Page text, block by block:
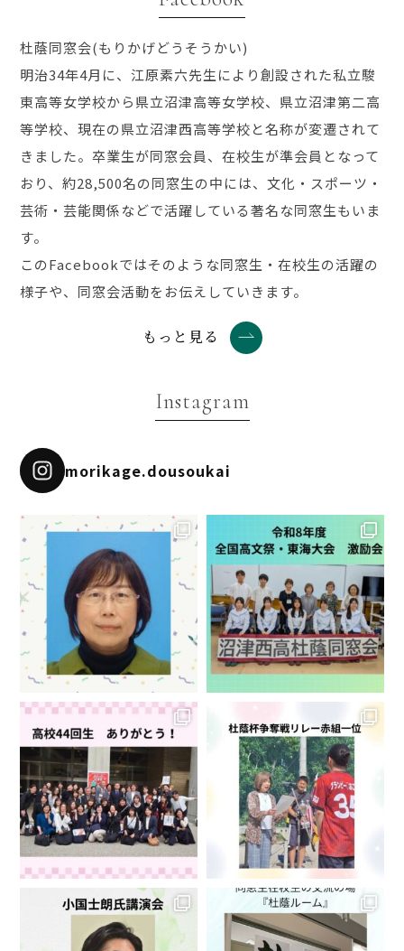
杜蔭同窓会(もりかげどうそうかい)
明治34年4月に、江原素六先生により創設された私立駿
東高等女学校から県立沼津高等女学校、県立沼津第二高
等学校、現在の県立沼津西高等学校と名称が変遷されて
きました。卒業生が同窓会員、在校生が準会員となって
おり、約28,500名の同窓生の中には、文化・スポーツ・
芸術・芸能関係などで活躍している著名な同窓生もいま
す。
このFacebookではそのような同窓生・在校生の活躍の
様子や、同窓会活動をお伝えしていきます。
もっと見る
Instagram
morikage.dousoukai